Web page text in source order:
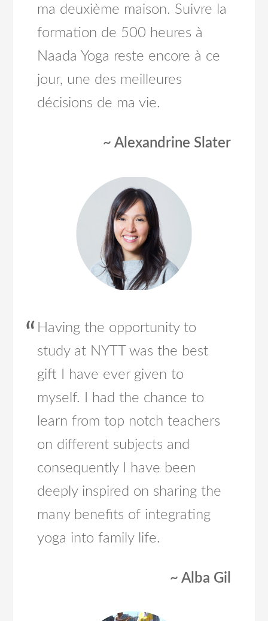
ma deuxième maison. Suivre la
formation de 500 heures à
Naada Yoga reste encore à ce
jour, une des meilleures
décisions de ma vie.
~ Alexandrine Slater
Having the opportunity to
study at NYTT was the best
gift I have ever given to
myself. I had the chance to
learn from top notch teachers
on different subjects and
consequently I have been
deeply inspired on sharing the
many benefits of integrating
yoga into family life.
~ Alba Gil